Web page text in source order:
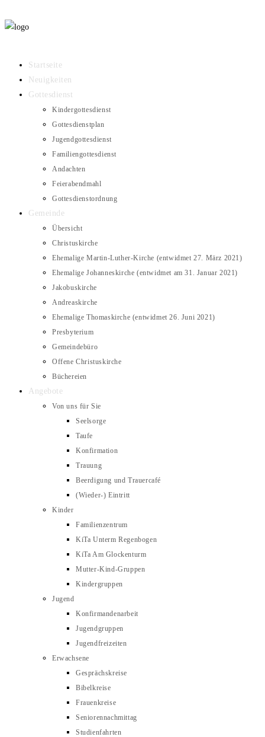
Startseite
Neuigkeiten
Gottesdienst
Kindergottesdienst
Gottesdienstplan
Jugendgottesdienst
Familiengottesdienst
Andachten
Feierabendmahl
Gottesdienstordnung
Gemeinde
Übersicht
Christuskirche
Ehemalige Martin-Luther-Kirche (entwidmet 27. März 2021)
Ehemalige Johanneskirche (entwidmet am 31. Januar 2021)
Jakobuskirche
Andreaskirche
Ehemalige Thomaskirche (entwidmet 26. Juni 2021)
Presbyterium
Gemeindebüro
Offene Christuskirche
Büchereien
Angebote
Von uns für Sie
Seelsorge
Taufe
Konfirmation
Trauung
Beerdigung und Trauercafé
(Wieder-) Eintritt
Kinder
Familienzentrum
KiTa Unterm Regenbogen
KiTa Am Glockenturm
Mutter-Kind-Gruppen
Kindergruppen
Jugend
Konfirmandenarbeit
Jugendgruppen
Jugendfreizeiten
Erwachsene
Gesprächskreise
Bibelkreise
Frauenkreise
Seniorennachmittag
Studienfahrten